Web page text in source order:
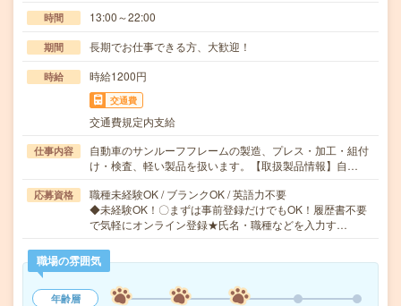
時間 13:00～22:00
期間 長期でお仕事できる方、大歓迎！
時給 時給1200円
交通費
交通費規定内支給
仕事内容
自動車のサンルーフフレームの製造、プレス・加工・組付
け・検査、軽い製品を扱います。【取扱製品情報】自…
応募資格
職種未経験OK / ブランクOK / 英語力不要
◆未経験OK！〇まずは事前登録だけでもOK！履歴書不要
で気軽にオンライン登録★氏名・職種などを入力す…
職場の雰囲気
年齢層